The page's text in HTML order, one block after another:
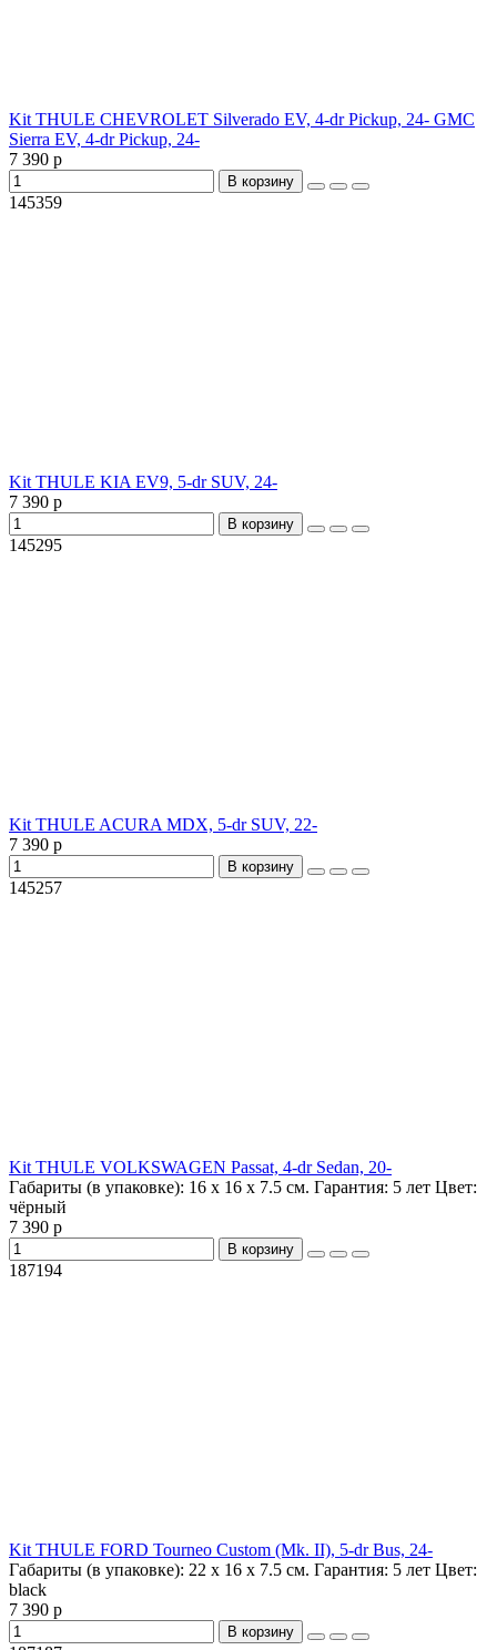
Kit THULE CHEVROLET Silverado EV, 4-dr Pickup, 24- GMC
Sierra EV, 4-dr Pickup, 24-
7 390 р
В корзину
145359
Kit THULE KIA EV9, 5-dr SUV, 24-
7 390 р
В корзину
145295
Kit THULE ACURA MDX, 5-dr SUV, 22-
7 390 р
В корзину
145257
Kit THULE VOLKSWAGEN Passat, 4-dr Sedan, 20-
Габариты (в упаковке): 16 х 16 х 7.5 см. Гарантия: 5 лет Цвет:
чёрный
7 390 р
В корзину
187194
Kit THULE FORD Tourneo Custom (Mk. II), 5-dr Bus, 24-
Габариты (в упаковке): 22 х 16 х 7.5 см. Гарантия: 5 лет Цвет:
black
7 390 р
В корзину